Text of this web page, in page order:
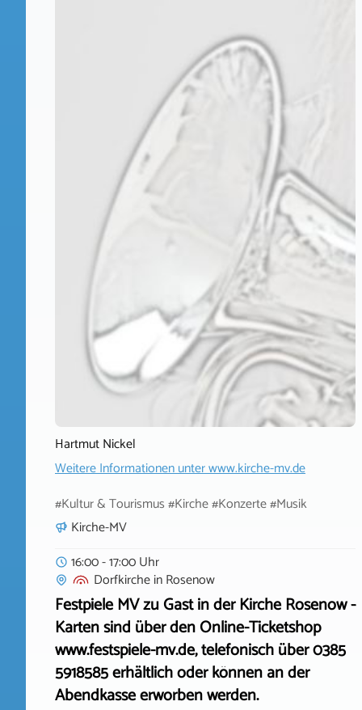
Hartmut Nickel
Weitere Informationen unterwww.kirche-mv.de
#Kultur & Tourismus #Kirche #Konzerte #Musik
Kirche-MV
16:00 - 17:00 Uhr
DorfkircheinRosenow
Festpiele MV zu Gast in der Kirche Rosenow -
Karten sind über den Online-Ticketshop
www.festspiele-mv.de, telefonisch über 0385
5918585 erhältlich oder können an der
Abendkasse erworben werden.